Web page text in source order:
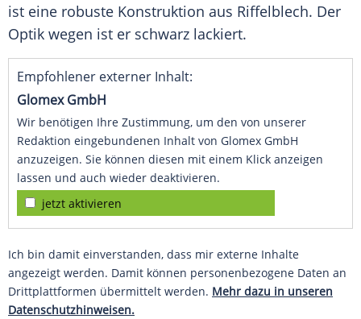
ist eine robuste Konstruktion aus Riffelblech. Der
Optik wegen ist er schwarz lackiert.
Empfohlener externer Inhalt:
Glomex GmbH
Wir benötigen Ihre Zustimmung, um den von unserer
Redaktion eingebundenen Inhalt von Glomex GmbH
anzuzeigen. Sie können diesen mit einem Klick anzeigen
lassen und auch wieder deaktivieren.
jetzt aktivieren
Ich bin damit einverstanden, dass mir externe Inhalte
angezeigt werden. Damit können personenbezogene Daten an
Drittplattformen übermittelt werden. Mehr dazu in unseren
Datenschutzhinweisen.